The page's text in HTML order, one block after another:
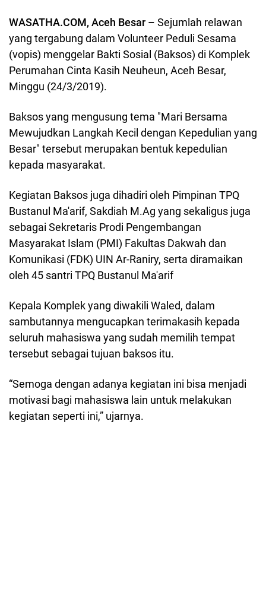
WASATHA.COM, Aceh Besar – Sejumlah relawan
yang tergabung dalam Volunteer Peduli Sesama
(vopis) menggelar Bakti Sosial (Baksos) di Komplek
Perumahan Cinta Kasih Neuheun, Aceh Besar,
Minggu (24/3/2019).
Baksos yang mengusung tema "Mari Bersama
Mewujudkan Langkah Kecil dengan Kepedulian yang
Besar" tersebut merupakan bentuk kepedulian
kepada masyarakat.
Kegiatan Baksos juga dihadiri oleh Pimpinan TPQ
Bustanul Ma'arif, Sakdiah M.Ag yang sekaligus juga
sebagai Sekretaris Prodi Pengembangan
Masyarakat Islam (PMI) Fakultas Dakwah dan
Komunikasi (FDK) UIN Ar-Raniry, serta diramaikan
oleh 45 santri TPQ Bustanul Ma'arif
Kepala Komplek yang diwakili Waled, dalam
sambutannya mengucapkan terimakasih kepada
seluruh mahasiswa yang sudah memilih tempat
tersebut sebagai tujuan baksos itu.
“Semoga dengan adanya kegiatan ini bisa menjadi
motivasi bagi mahasiswa lain untuk melakukan
kegiatan seperti ini,” ujarnya.